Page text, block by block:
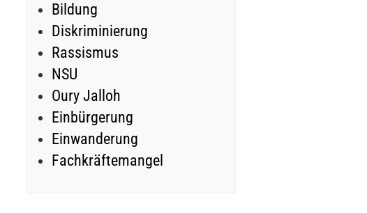
Bildung
Diskriminierung
Rassismus
NSU
Oury Jalloh
Einbürgerung
Einwanderung
Fachkräftemangel